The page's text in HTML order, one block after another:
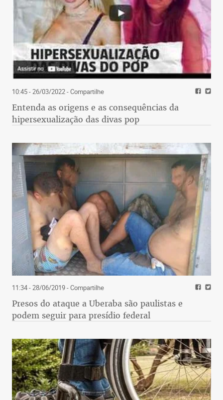
10:45 - 26/03/2022- Compartilhe
Entenda as origens e as consequências da
hipersexualização das divas pop
11:34 - 28/06/2019- Compartilhe
Presos do ataque a Uberaba são paulistas e
podem seguir para presídio federal